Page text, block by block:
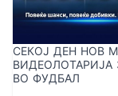
СЕКОЈ ДЕН НОВ
ВИДЕОЛОТАРИЈА
ВО ФУДБАЛ